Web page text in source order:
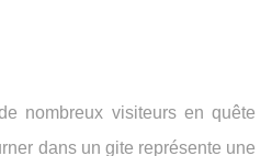
nombreux visiteurs en quête
dans un gite représente une